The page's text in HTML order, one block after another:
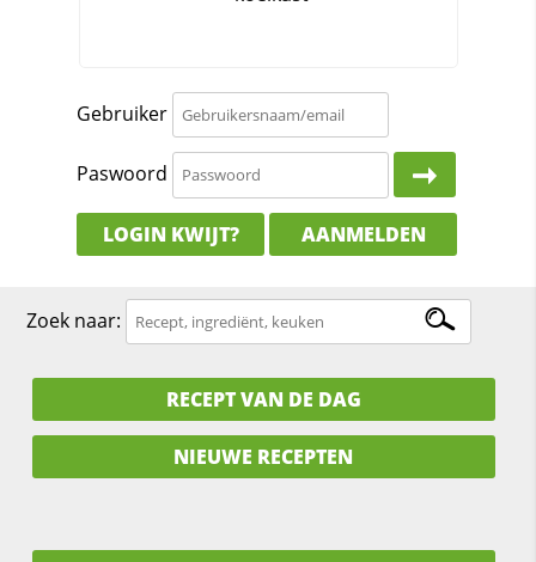
Gebruiker
Paswoord
LOGIN KWIJT? AANMELDEN
Zoek naar:
RECEPT VAN DE DAG
NIEUWE RECEPTEN